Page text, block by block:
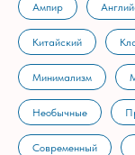
Ампир
Китайский
Минимализм
Необычные
Современный